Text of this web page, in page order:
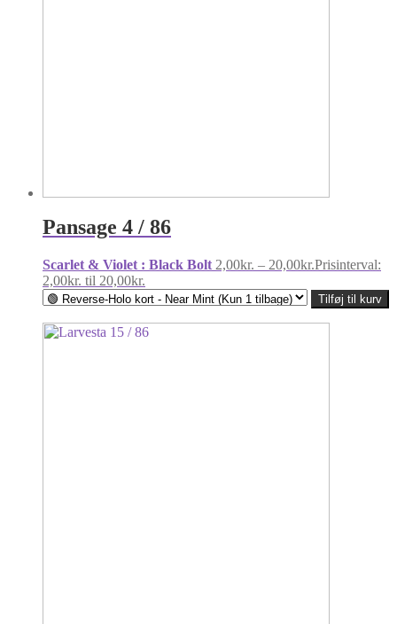
Pansage 4 / 86
Scarlet & Violet : Black Bolt 2,00kr. – 20,00kr.Prisinterval:
2,00kr. til 20,00kr.
Tilføj til kurv